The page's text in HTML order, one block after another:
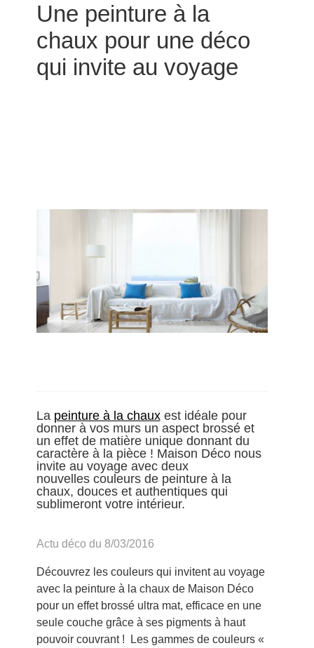
Une peinture à la
chaux pour une déco
qui invite au voyage
La peinture à la chauxest idéale pour
donner à vos murs un aspect brossé et
un effet de matière unique donnant du
caractère à la pièce ! Maison Déco nous
invite au voyage avec deux
nouvelles couleurs de peinture à la
chaux, douces et authentiques qui
sublimeront votre intérieur.
Actu déco du 8/03/2016
Découvrez les couleurs qui invitent au voyage
avec la peinture à la chaux de Maison Déco
pour un effet brossé ultra mat, efficace en une
seule couche grâce à ses pigments à haut
pouvoir couvrant ! Les gammes de couleurs «